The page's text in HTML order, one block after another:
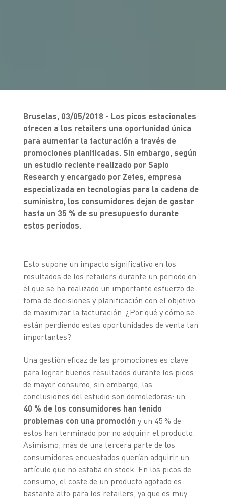
Bruselas, 03/05/2018 - Los picos estacionales
ofrecen a los retailers una oportunidad única
para aumentar la facturación a través de
promociones planificadas. Sin embargo, según
un estudio reciente realizado por Sapio
Research y encargado por Zetes, empresa
especializada en tecnologías para la cadena de
suministro, los consumidores dejan de gastar
hasta un 35 % de su presupuesto durante
estos periodos.
Esto supone un impacto significativo en los
resultados de los retailers durante un periodo en
el que se ha realizado un importante esfuerzo de
toma de decisiones y planificación con el objetivo
de maximizar la facturación. ¿Por qué y cómo se
están perdiendo estas oportunidades de venta tan
importantes?
Una gestión eficaz de las promociones es clave
para lograr buenos resultados durante los picos
de mayor consumo, sin embargo, las
conclusiones del estudio son demoledoras: un
40 % de los consumidores han tenido
problemas con una promoción y un 45 % de
estos han terminado por no adquirir el producto.
Asimismo, más de una tercera parte de los
consumidores encuestados querían adquirir un
artículo que no estaba en stock. En los picos de
consumo, el coste de un producto agotado es
bastante alto para los retailers, ya que es muy